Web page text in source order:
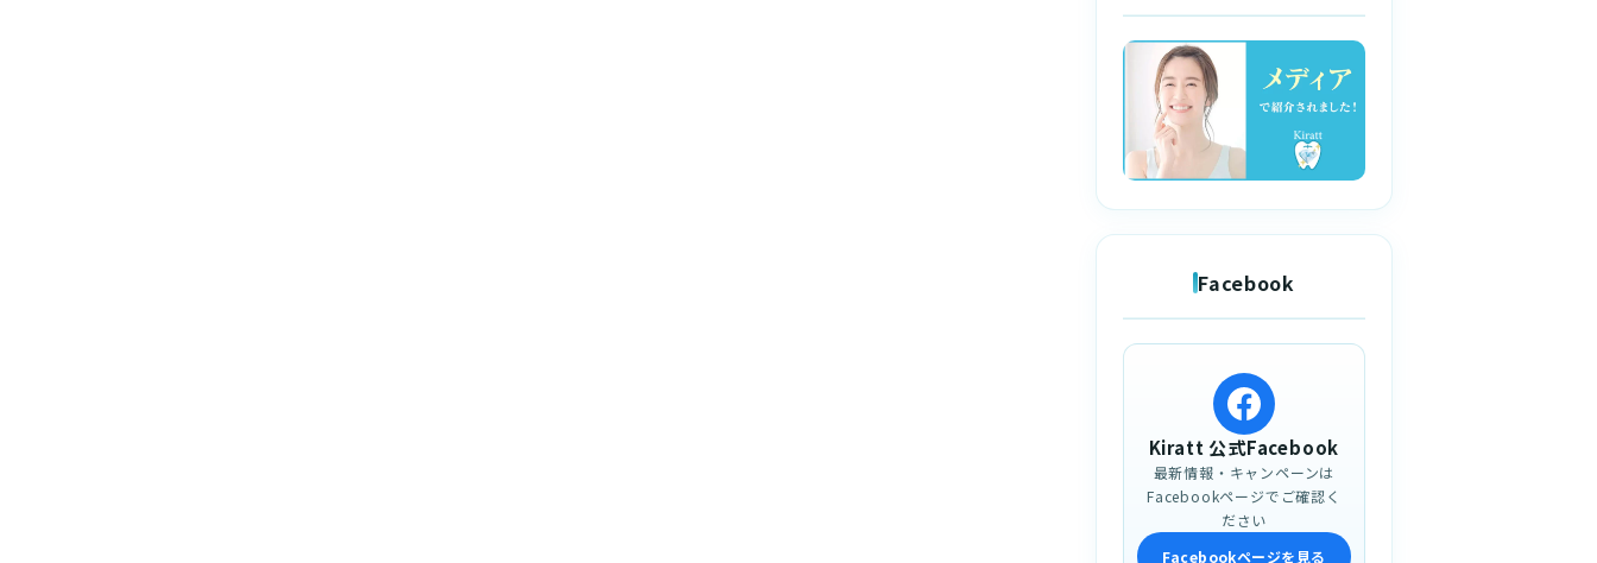
Facebook
Kiratt 公式Facebook
最新情報・キャンペーンは
Facebookページでご確認く
ださい
Facebookページを見る